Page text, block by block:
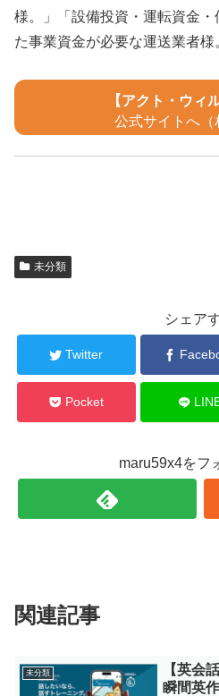
様。」「設備投資・運転資金
た事業資金が必要な運送業者様
【アクト・ウィ
公式サイトへ（
未分類
シェア
Twitter
Pocket
maru59x4をフ
関連記事
未分類
【英会
瞬間英